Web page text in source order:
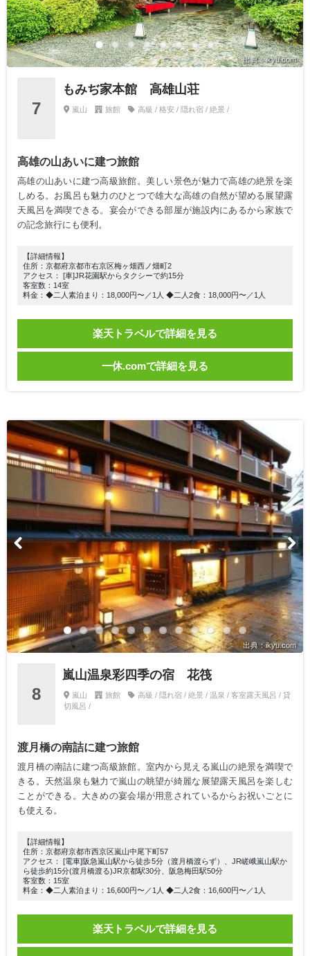
出典：ikyu.com
7
もみぢ家本館 高雄山荘
嵐山 旅館 高級 / 格安 / 隠れ宿 / 絶景 /
高雄の山あいに建つ旅館
高雄の山あいに建つ高級旅館。美しい景色が魅力で高雄の絶景を楽
しめる。お風呂も魅力のひとつで雄大な高雄の自然が望める展望露
天風呂を満喫できる。宴会ができる部屋が施設内にあるから家族で
の記念旅行にも便利。
【詳細情報】
住所：京都府京都市右京区梅ヶ畑西ノ畑町2
アクセス： [車]JR花園駅からタクシーで約15分
客室数：14室
料金：◆二人素泊まり：18,000円〜／1人 ◆二人2食：18,000円〜／1人
楽天トラベルで詳細を見る
一休.comで詳細を見る
出典：ikyu.com
8
嵐山温泉彩四季の宿 花筏
嵐山 旅館
高級 / 隠れ宿 / 絶景 / 温泉 / 客室露天風呂 / 貸
切風呂 /
渡月橋の南詰に建つ旅館
渡月橋の南詰に建つ高級旅館。室内から見える嵐山の絶景を満喫で
きる。天然温泉も魅力で嵐山の眺望が綺麗な展望露天風呂を楽しむ
ことができる。大きめの宴会場が用意されているからお祝いごとに
も使える。
【詳細情報】
住所：京都府京都市西京区嵐山中尾下町57
アクセス： [電車]阪急嵐山駅から徒歩5分（渡月橋渡らず）、JR嵯峨嵐山駅か
ら徒歩約15分(渡月橋渡る)JR京都駅30分、阪急梅田駅50分
客室数：15室
料金：◆二人素泊まり：16,600円〜／1人 ◆二人2食：16,600円〜／1人
楽天トラベルで詳細を見る